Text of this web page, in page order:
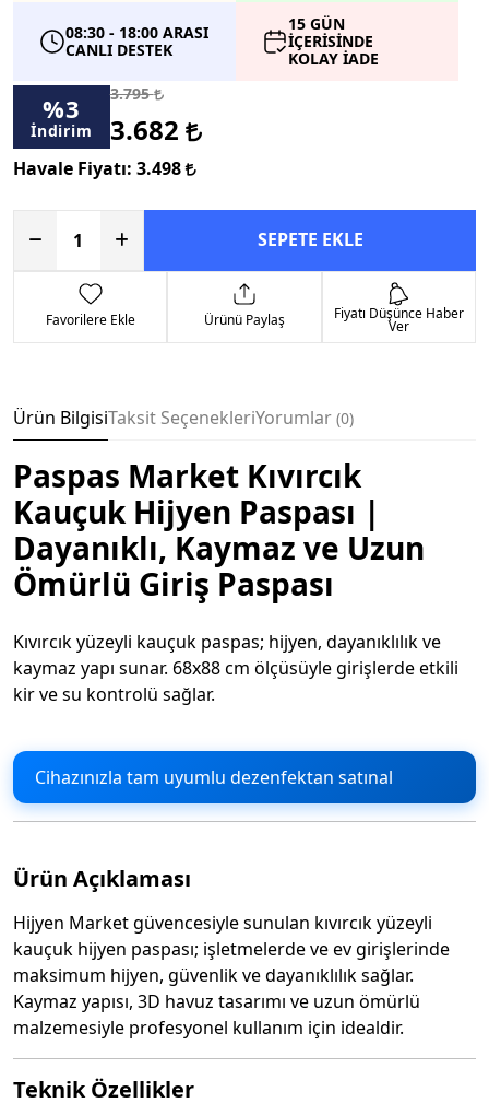
08:30 - 18:00 ARASI
CANLI DESTEK
15 GÜN
İÇERİSİNDE
KOLAY İADE
%3
İndirim
3.795
3.682
Havale Fiyatı: 3.498
SEPETE EKLE
Favorilere Ekle Ürünü Paylaş Fiyatı Düşünce Haber
Ver
Ürün BilgisiTaksit SeçenekleriYorumlar 0
Paspas Market Kıvırcık
Kauçuk Hijyen Paspası |
Dayanıklı, Kaymaz ve Uzun
Ömürlü Giriş Paspası
Kıvırcık yüzeyli kauçuk paspas; hijyen, dayanıklılık ve
kaymaz yapı sunar. 68x88 cm ölçüsüyle girişlerde etkili
kir ve su kontrolü sağlar.
Cihazınızla tam uyumlu dezenfektan satınal
Ürün Açıklaması
Hijyen Market güvencesiyle sunulan kıvırcık yüzeyli
kauçuk hijyen paspası; işletmelerde ve ev girişlerinde
maksimum hijyen, güvenlik ve dayanıklılık sağlar.
Kaymaz yapısı, 3D havuz tasarımı ve uzun ömürlü
malzemesiyle profesyonel kullanım için idealdir.
Teknik Özellikler